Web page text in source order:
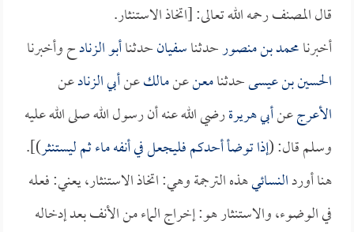
قال المصنف رحمه الله تعالى: [اتخاذ الاستنثار.
أخبرنامحمد بن منصورحدثناسفيانحدثناأبو الزنادح وأخبرنا
الحسين بن عيسىحدثنامعنعنمالكعنأبي الزنادعن
الأعرجعنأبي هريرةرضي الله عنه أن رسول الله صلى الله عليه
وسلم قال: (إذا توضأ أحدكم فليجعل في أنفه ماء ثم ليستنثر)].
هنا أوردالنسائيهذه الترجمة وهي: اتخاذ الاستنثار، يعني: فعله
في الوضوء، والاستنثار هو: إخراج الماء من الأنف بعد إدخاله